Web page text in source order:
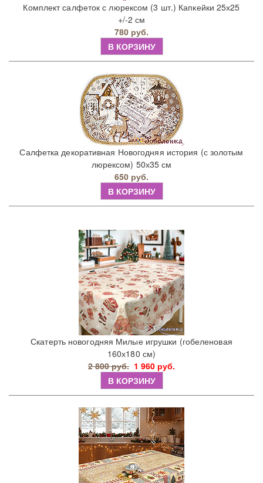
Комплект салфеток с люрексом (3 шт.) Капкейки 25х25
+/-2 см
780 руб.
В КОРЗИНУ
Салфетка декоративная Новогодняя история (с золотым
люрексом) 50х35 см
650 руб.
В КОРЗИНУ
Скатерть новогодняя Милые игрушки (гобеленовая
160х180 см)
2 800 руб. 1 960 руб.
В КОРЗИНУ